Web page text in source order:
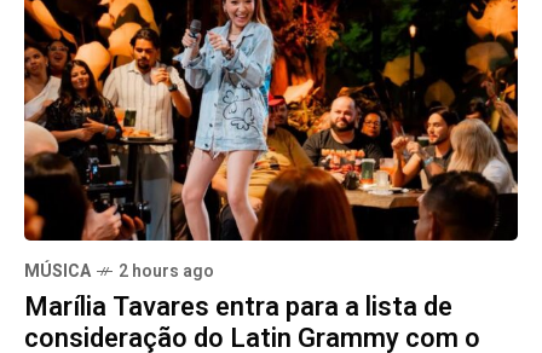
MÚSICA 2 hours ago
Marília Tavares entra para a lista de
consideração do Latin Grammy com o